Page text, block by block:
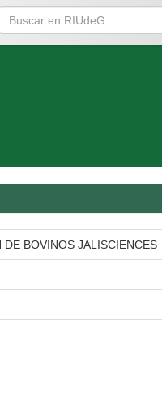
BOVINOS JALISCIENCES